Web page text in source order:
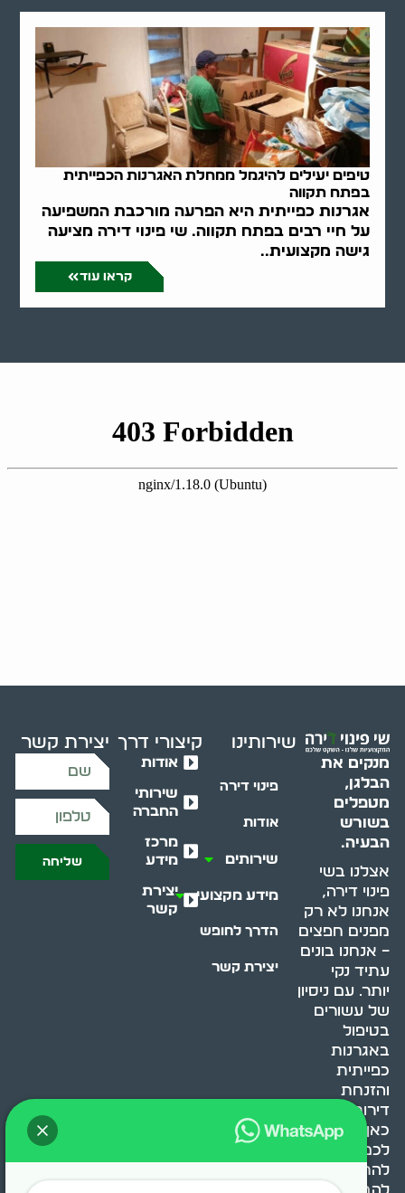
טיפים יעילים להיגמל ממחלת האגרנות הכפייתית
בפתח תקווה
אגרנות כפייתית היא הפרעה מורכבת המשפיעה
על חיי רבים בפתח תקווה. שי פינוי דירה מציעה
גישה מקצועית..
קראו עוד
מנקים את
הבלגן,
מטפלים
בשורש
הבעיה.
אצלנו בשי
פינוי דירה,
אנחנו לא רק
מפנים חפצים
– אנחנו בונים
עתיד נקי
יותר. עם ניסיון
של עשורים
בטיפול
באגרנות
כפייתית
והזנחת
דירות, אנחנו
כאן כדי לעזור
לכם
להתמודד,
שירותינו
פינוי דירה
אודות
שירותים
מידע מקצועי
הדרך לחופש
יצירת קשר
קיצורי דרך
אודות
שירותי
החברה
מרכז
מידע
יצירת
קשר
יצירת קשר
שליחה